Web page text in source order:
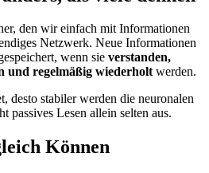
den wir einfach mit Informationen
Netzwerk. Neue Informationen
wenn sie verstanden,
und regelmäßig wiederholtwerden.
desto stabiler werden die neuronalen
passives Lesen allein selten aus.
Können